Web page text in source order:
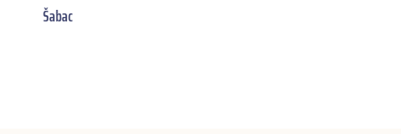
Šabac